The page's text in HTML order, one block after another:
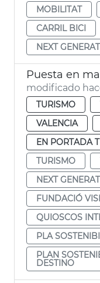
MOBILITAT
CARRIL BICI
NEXT
modificado
TURISMO
VALENCIA
EN PORTADA
TURISMO
NEXT
FUNDACIÓ
QUIOSCOS
PLA
PLAN
DESTINO